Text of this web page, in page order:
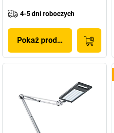
4-5 dni roboczych
Pokaż produkt